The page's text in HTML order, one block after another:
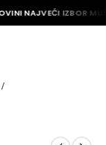
NAJVEĆI IZBOR